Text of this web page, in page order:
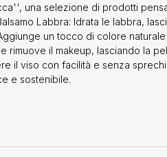
una selezione di prodotti
Labbra: Idrata le labbra,
un tocco di colore
rimuove il makeup, lasciando la
il viso con facilità e senza
e sostenibile.